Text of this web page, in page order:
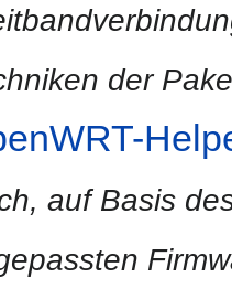
der
auf Basis